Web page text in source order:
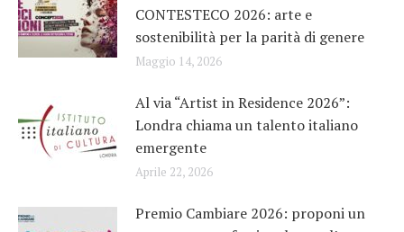
CONTESTECO 2026: arte e
sostenibilità per la parità di genere
Maggio 14, 2026
Al via “Artist in Residence 2026”:
Londra chiama un talento italiano
emergente
Aprile 22, 2026
Premio Cambiare 2026: proponi un